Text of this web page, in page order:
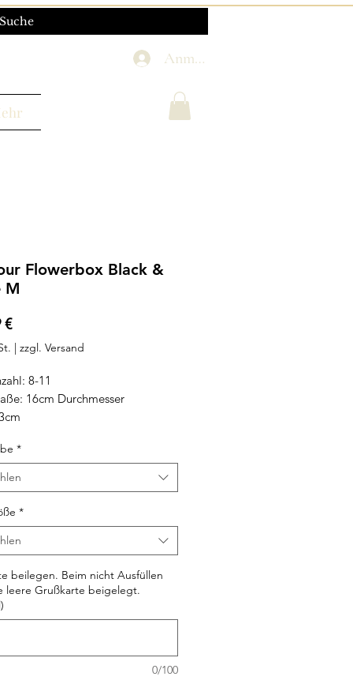
Anmelden
Flowerbox Black &
M
€Preis
| zzgl. Versand
8-11
16cm Durchmesser
*
*
beilegen. Beim nicht Ausfüllen
leere Grußkarte beigelegt.
0/100